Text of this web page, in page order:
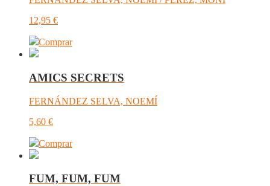
12,95 €
Comprar
AMICS SECRETS
FERNÁNDEZ SELVA, NOEMÍ
5,60 €
Comprar
FUM, FUM, FUM